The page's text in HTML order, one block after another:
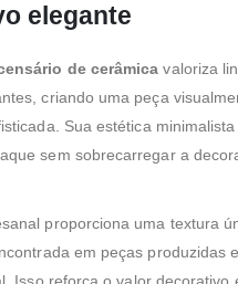
elegante
de cerâmica valoriza
criando uma peça
Sua estética
sem sobrecarregar a
proporciona uma textura
em peças produzidas